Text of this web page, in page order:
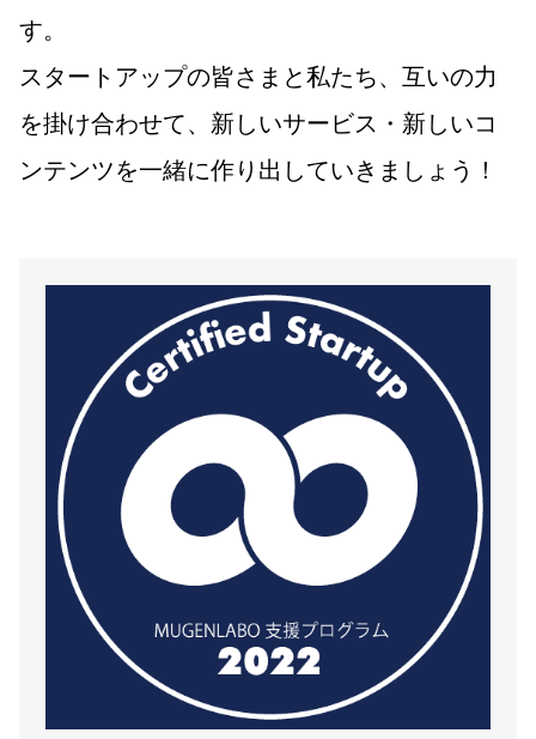
す。
スタートアップの皆さまと私たち、互いの力
を掛け合わせて、新しいサービス・新しいコ
ンテンツを一緒に作り出していきましょう！